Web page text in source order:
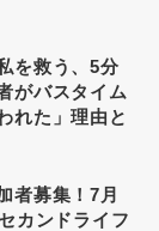
を救う、5分
がバスタイム
れた」理由と
者募集！7月
カンドライフ